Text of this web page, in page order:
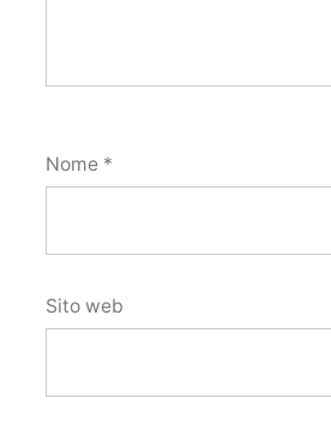
Nome *
Sito web